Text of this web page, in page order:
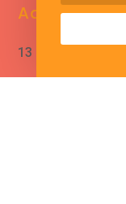
Adresse
13 bis rue de